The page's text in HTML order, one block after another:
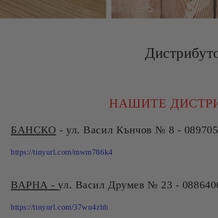
НАШИТЕ
БАНСКО - ул. Васил Кънчов № 8 -
https://tinyurl.com/mwm786k4
ВАРНА -ул. Васил Друмев № 23 -
https://tinyurl.com/37wu4zhh